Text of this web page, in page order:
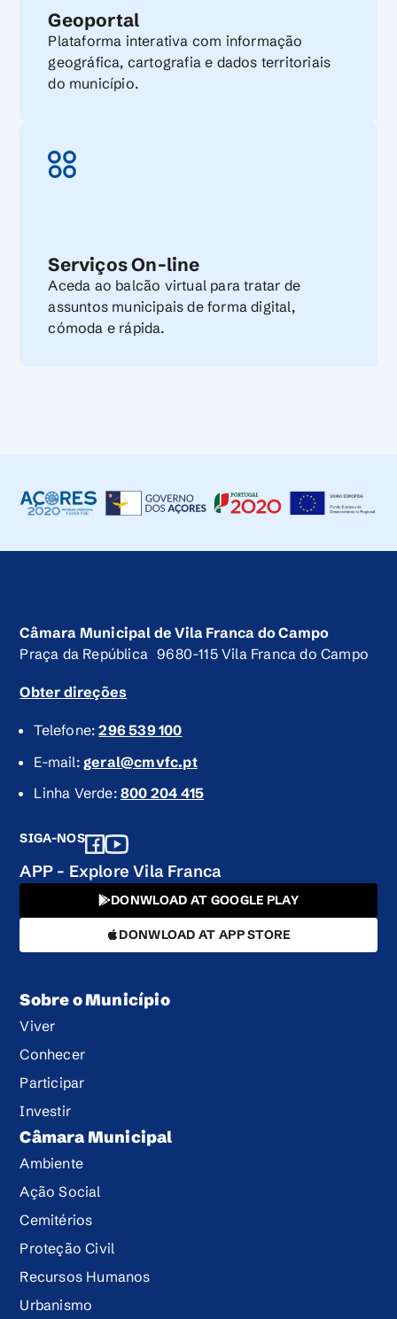
Geoportal
Plataforma interativa com informação
geográfica, cartografia e dados territoriais
do município.
Serviços On-line
Aceda ao balcão virtual para tratar de
assuntos municipais de forma digital,
cómoda e rápida.
Câmara Municipal de Vila Franca do Campo
Praça da República 9680-115 Vila Franca do Campo
Obter direções
Telefone:296 539 100
E-mail: geral@cmvfc.pt
Linha Verde:800 204 415
SIGA-NOS
APP - Explore Vila Franca
DONWLOAD AT GOOGLE PLAY
DONWLOAD AT APP STORE
Sobre o Município
Viver
Conhecer
Participar
Investir
Câmara Municipal
Ambiente
Ação Social
Cemitérios
Proteção Civil
Recursos Humanos
Urbanismo